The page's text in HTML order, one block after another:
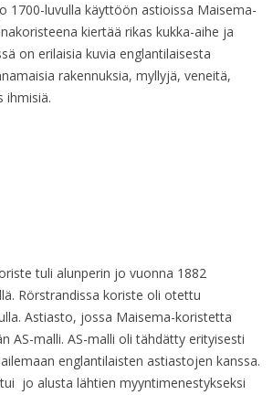
1700-luvulla käyttöön astioissa Maisema-
kiertää rikas kukka-aihe ja
on erilaisia kuvia englantilaisesta
rakennuksia, myllyjä, veneitä,
ihmisiä.
tuli alunperin jo vuonna 1882
Rörstrandissa koriste oli otettu
Astiasto, jossa Maisema-koristetta
AS-malli. AS-malli oli tähdätty erityisesti
englantilaisten astiastojen kanssa.
jo alusta lähtien myyntimenestykseksi